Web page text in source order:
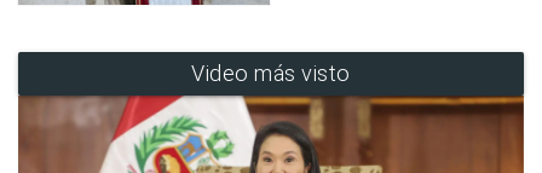
Video más visto